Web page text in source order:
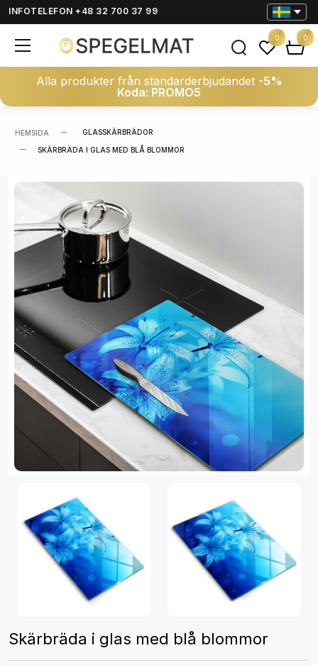
INFOTELEFON +48 32 700 37 99
Alla produkter från standarderbjudandet -5%
Koda: PROMO5
0 0
HEMSIDA GLASSKÄRBRÄDOR
SKÄRBRÄDA I GLAS MED BLÅ BLOMMOR
Skärbräda i glas med blå blommor